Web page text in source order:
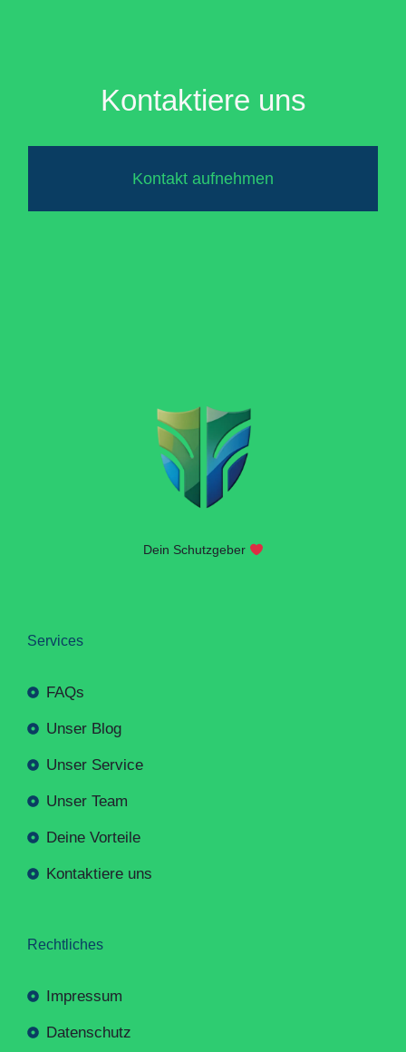
Kontaktiere uns
Kontakt aufnehmen
Dein Schutzgeber
Services
FAQs
Unser Blog
Unser Service
Unser Team
Deine Vorteile
Kontaktiere uns
Rechtliches
Impressum
Datenschutz